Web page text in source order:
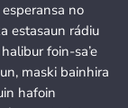
no
estasaun rádiu
foin-sa’e
maski bainhira
hafoin